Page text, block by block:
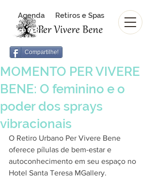
Agenda
Revista
Retiros e Spas
Revista Per Vivere Bene
Compartilhe!
MOMENTO PER VIVERE
BENE: O feminino e o
poder dos sprays
vibracionais
O Retiro Urbano Per Vivere Bene
oferece pílulas de bem-estar e
autoconhecimento em seu espaço no
Hotel Santa Teresa MGallery.